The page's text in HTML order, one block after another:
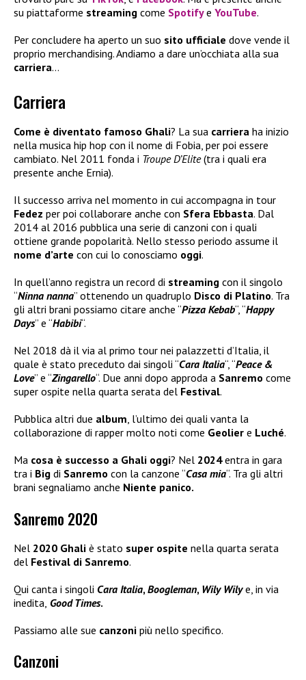
su piattaforme streaming come Spotifye YouTube.
Per concludere ha aperto un suo sito ufficiale dove vende il
proprio merchandising. Andiamo a dare un’occhiata alla sua
carriera…
Carriera
Come è diventato famoso Ghali? La sua carriera ha inizio
nella musica hip hop con il nome di Fobia, per poi essere
cambiato. Nel 2011 fonda i Troupe D’Elite(tra i quali era
presente anche Ernia).
Il successo arriva nel momento in cui accompagna in tour
Fedez per poi collaborare anche con Sfera Ebbasta. Dal
2014 al 2016 pubblica una serie di canzoni con i quali
ottiene grande popolarità. Nello stesso periodo assume il
nome d’arte con cui lo conosciamo oggi.
In quell’anno registra un record di streaming con il singolo
“Ninna nanna” ottenendo un quadruplo Disco di Platino. Tra
gli altri brani possiamo citare anche “Pizza Kebab“, “Happy
Days” e “Habibi“.
Nel 2018 dà il via al primo tour nei palazzetti d’Italia, il
quale è stato preceduto dai singoli “Cara Italia“, “Peace &
Love” e “Zingarello“. Due anni dopo approda a Sanremo come
super ospite nella quarta serata del Festival.
Pubblica altri due album, l’ultimo dei quali vanta la
collaborazione di rapper molto noti come Geolier e Luché.
Ma cosa è successo a Ghali oggi? Nel 2024entra in gara
tra i Big di Sanremo con la canzone “Casa mia“. Tra gli altri
brani segnaliamo anche Niente panico.
Sanremo 2020
Nel 2020 Ghali è stato super ospite nella quarta serata
del Festival di Sanremo.
Qui canta i singoli Cara Italia, Boogleman, Wily Wilye, in via
inedita, Good Times.
Passiamo alle sue canzoni più nello specifico.
Canzoni